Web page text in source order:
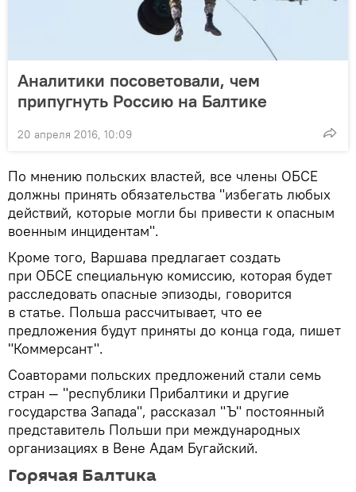
Аналитики посоветовали, чем
припугнуть Россию на Балтике
20 апреля 2016, 10:09
По мнению польских властей, все члены ОБСЕ
должны принять обязательства "избегать любых
действий, которые могли бы привести к опасным
военным инцидентам".
Кроме того, Варшава предлагает создать
при ОБСЕ специальную комиссию, которая будет
расследовать опасные эпизоды, говорится
в статье. Польша рассчитывает, что ее
предложения будут приняты до конца года, пишет
"Коммерсант".
Соавторами польских предложений стали семь
стран — "республики Прибалтики и другие
государства Запада", рассказал "Ъ" постоянный
представитель Польши при международных
организациях в Вене Адам Бугайский.
​Горячая Балтика